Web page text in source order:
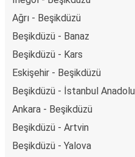
Ağrı - Beşikdüzü
Beşikdüzü - Banaz
Beşikdüzü - Kars
Eskişehir - Beşikdüzü
Beşikdüzü - İstanbul Anadolu
Ankara - Beşikdüzü
Beşikdüzü - Artvin
Beşikdüzü - Yalova